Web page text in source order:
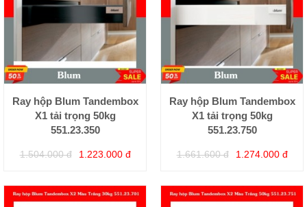
Ray hộp Blum Tandembox
X1 tải trọng 50kg
551.23.350
1.504.000 đ 1.223.000 đ
Ray hộp Blum Tandembox
X1 tải trọng 50kg
551.23.750
1.661.600 đ 1.274.000 đ